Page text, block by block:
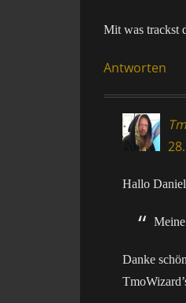
Mit was trackst
Antworten
Hallo
Danke